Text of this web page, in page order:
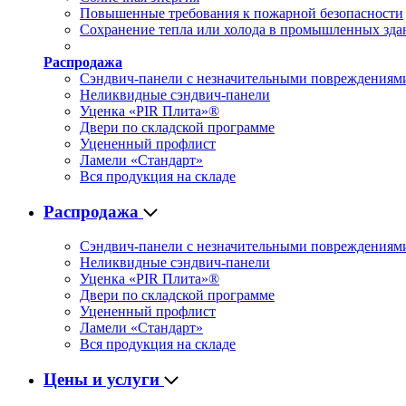
Повышенные требования к пожарной безопасности
Сохранение тепла или холода в промышленных
Распродажа
Сэндвич-панели с незначительными
Неликвидные сэндвич-панели
Уценка «PIR Плита»®
Двери по складской программе
Уцененный профлист
Ламели «Стандарт»
Вся продукция на складе
Распродажа
Сэндвич-панели с незначительными
Неликвидные сэндвич-панели
Уценка «PIR Плита»®
Двери по складской программе
Уцененный профлист
Ламели «Стандарт»
Вся продукция на складе
Цены и услуги